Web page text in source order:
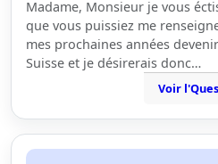
Madame, Monsieur je vous
que vous puissiez me
mes prochaines années
Suisse et je désirerais donc…
Voir